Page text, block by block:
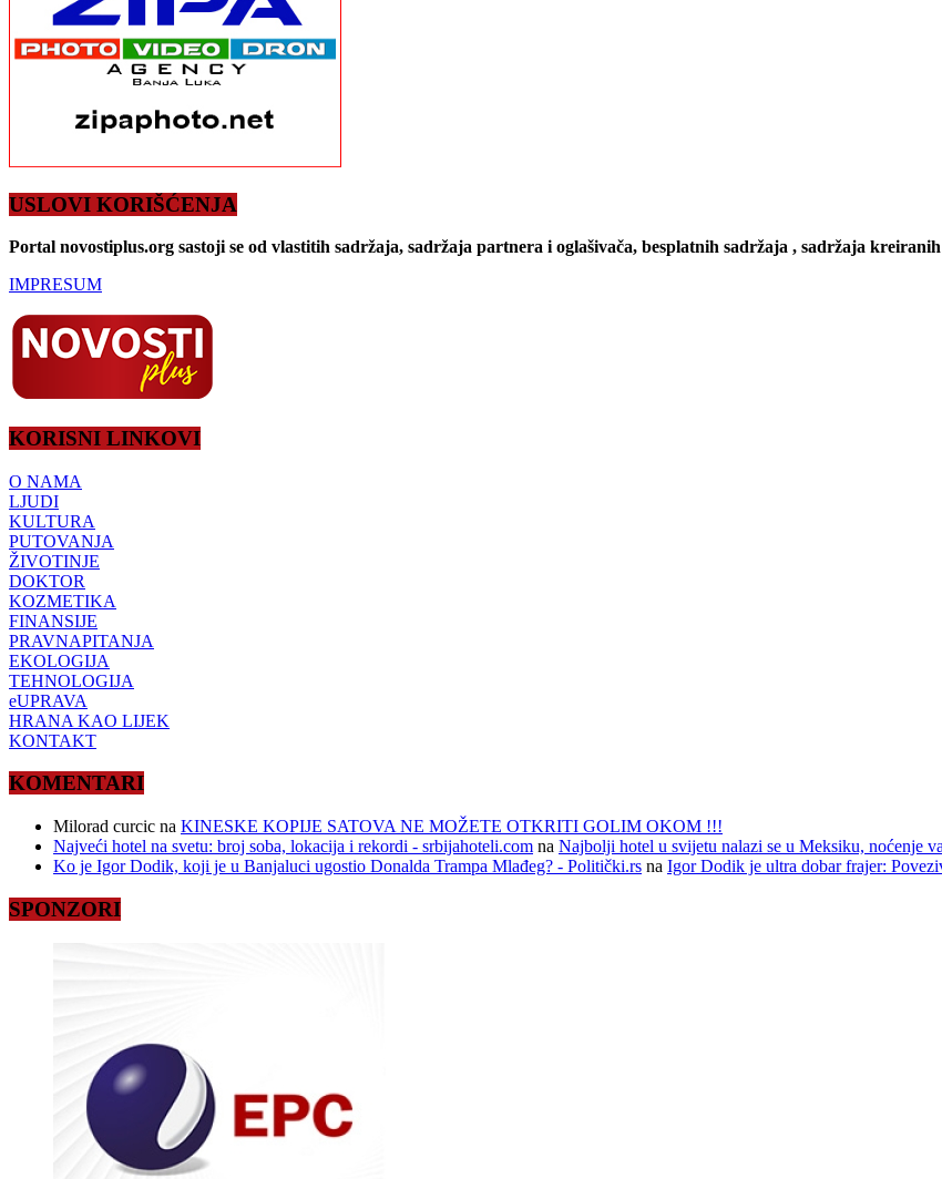
USLOVI KORIŠĆENJA
Portal novostiplus.org sastoji se od vlastitih sadržaja, sadržaja partnera i oglašivača, besplatnih sadržaja , sadržaja
IMPRESUM
KORISNI LINKOVI
O NAMA
LJUDI
KULTURA
PUTOVANJA
ŽIVOTINJE
DOKTOR
KOZMETIKA
FINANSIJE
PRAVNAPITANJA
EKOLOGIJA
TEHNOLOGIJA
eUPRAVA
HRANA KAO LIJEK
KONTAKT
KOMENTARI
Milorad curcic na KINESKE KOPIJE SATOVA NE MOŽETE OTKRITI GOLIM OKOM !!!
Najveći hotel na svetu: broj soba, lokacija i rekordi - srbijahoteli.com na Najbolji hotel u svijetu nalazi se u Meksiku, noćenje
Ko je Igor Dodik, koji je u Banjaluci ugostio Donalda Trampa Mlađeg? - Politički.rs na Igor Dodik je ultra dobar frajer:
SPONZORI